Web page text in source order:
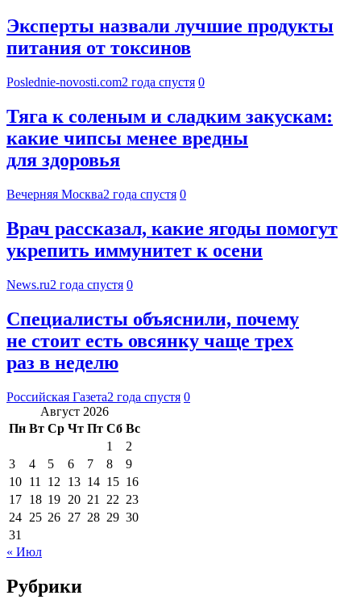
Эксперты назвали лучшие продукты
питания от токсинов
Poslednie-novosti.com2 года спустя 0
Тяга к соленым и сладким закускам:
какие чипсы менее вредны
для здоровья
Вечерняя Москва2 года спустя 0
Врач рассказал, какие ягоды помогут
укрепить иммунитет к осени
News.ru2 года спустя 0
Специалисты объяснили, почему
не стоит есть овсянку чаще трех
раз в неделю
Российская Газета2 года спустя 0
Август 2026
Пн Вт Ср Чт Пт Сб Вс
1
2
3
4 5 6 7 8
9
10 11 12 13 14 15 16
17 18 19 20 21 22 23
24 25 26 27 28 29 30
31
« Июл
Рубрики